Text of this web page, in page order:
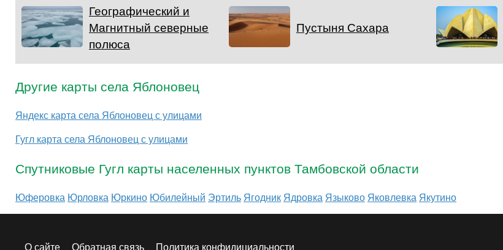
Географический и
Магнитный северные
полюса
Пустыня Сахара
Другие карты села Яблоновец
Яндекс карта села Яблоновец с улицами
Гугл карта села Яблоновец с улицами
Спутниковые Гугл карты населенных пунктов Тамбовской области
Юферовка Юрловка Юркино Юбилейный Эртиль Ягодник Ядровка Языково Яковлевка Якутино
О сайте Обратная связь Политика конфидициальности